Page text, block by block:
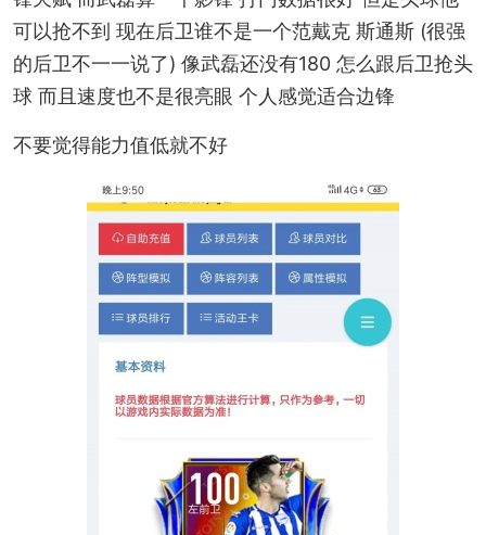
可以抢不到 现在后卫谁不是一个范戴克 斯通斯 (很强
的后卫不一一说了) 像武磊还没有180 怎么跟后卫抢头
球 而且速度也不是很亮眼 个人感觉适合边锋
不要觉得能力值低就不好